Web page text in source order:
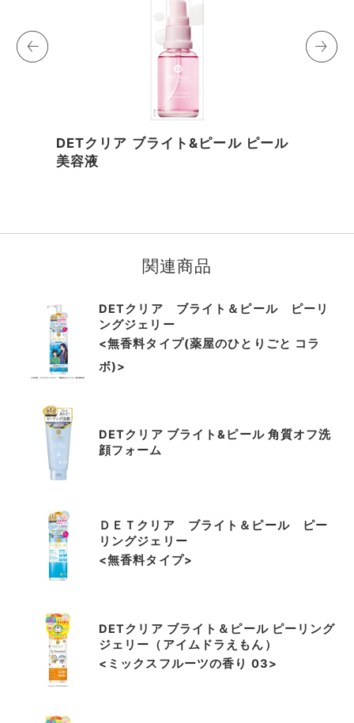
DETクリア ブライト&ピール ピール
美容液
関連商品
DETクリア ブライト＆ピール ピーリ
ングジェリー
<無香料タイプ(薬屋のひとりごと コラ
ボ)>
DETクリア ブライト&ピール 角質オフ洗
顔フォーム
ＤＥＴクリア ブライト＆ピール ピー
リングジェリー
<無香料タイプ>
DETクリア ブライト＆ピール ピーリング
ジェリー（アイムドラえもん）
<ミックスフルーツの香り 03>